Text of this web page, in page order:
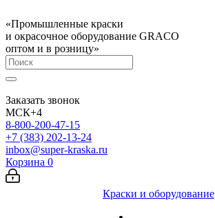
«Промышленные краски
и окрасочное оборудование GRACO
оптом и в розницу»
Заказать звонок
МСК+4
8-800-200-47-15
+7 (383) 202-13-24
inbox@super-kraska.ru
Корзина 0
Краски и оборудование